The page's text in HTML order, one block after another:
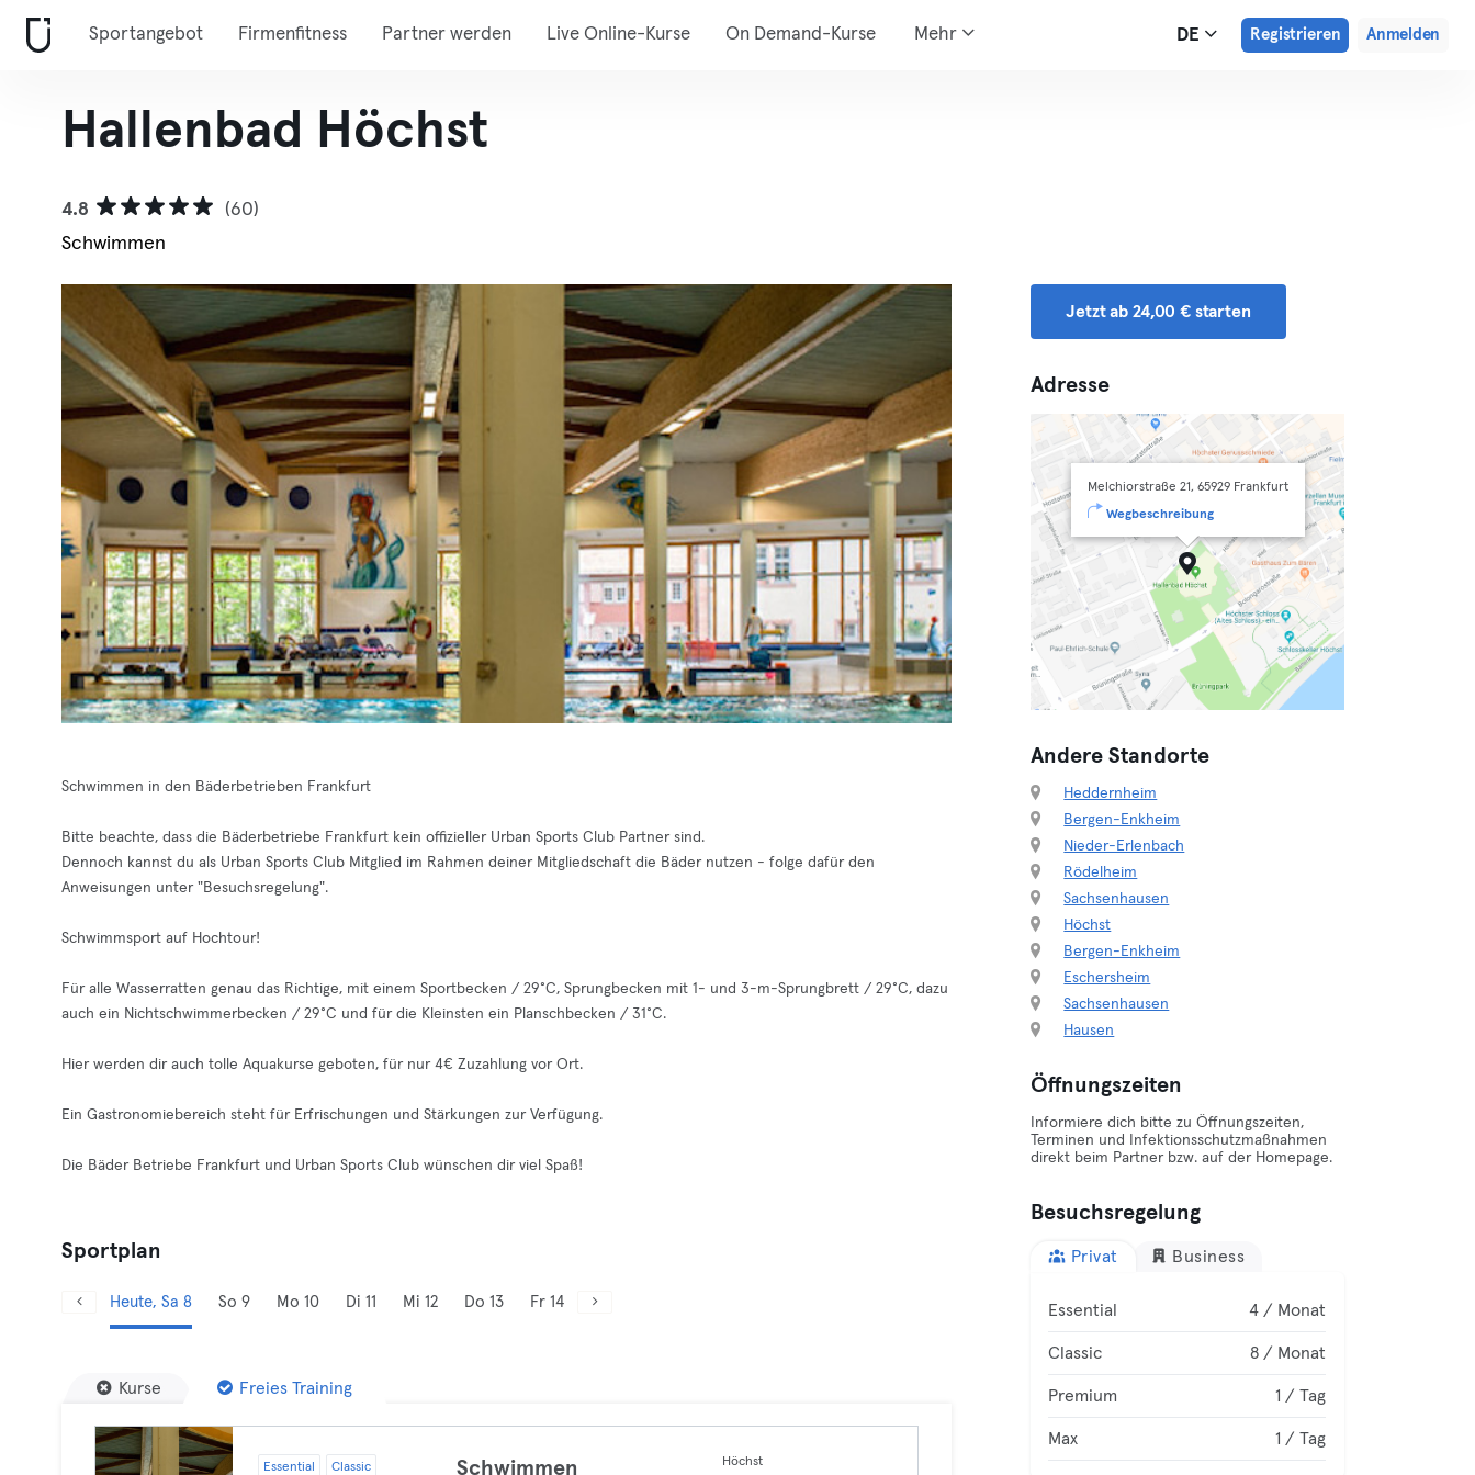
Sportangebot Firmenfitness Partner werden Live Online-Kurse On Demand-Kurse Mehr DE Registrieren Anmelden
Hallenbad Höchst
4.8
(60)
Schwimmen
Schwimmen in den Bäderbetrieben Frankfurt
Bitte beachte, dass die Bäderbetriebe Frankfurt kein offizieller Urban Sports Club Partner sind.
Dennoch kannst du als Urban Sports Club Mitglied im Rahmen deiner Mitgliedschaft die Bäder nutzen - folge dafür den
Anweisungen unter "Besuchsregelung".
Schwimmsport auf Hochtour!
Für alle Wasserratten genau das Richtige, mit einem Sportbecken / 29°C, Sprungbecken mit 1- und 3-m-Sprungbrett / 29°C, dazu
auch ein Nichtschwimmerbecken / 29°C und für die Kleinsten ein Planschbecken / 31°C.
Hier werden dir auch tolle Aquakurse geboten, für nur 4€ Zuzahlung vor Ort.
Ein Gastronomiebereich steht für Erfrischungen und Stärkungen zur Verfügung.
Die Bäder Betriebe Frankfurt und Urban Sports Club wünschen dir viel Spaß!
Sportplan
Heute, Sa 8 So 9 Mo 10 Di 11 Mi 12 Do 13 Fr 14
Kurse Freies Training
Essential Classic Schwimmen Höchst
Jetzt ab 24,00 € starten
Adresse
Melchiorstraße 21, 65929 Frankfurt
Wegbeschreibung
Andere Standorte
Heddernheim
Bergen-Enkheim
Nieder-Erlenbach
Rödelheim
Sachsenhausen
Höchst
Bergen-Enkheim
Eschersheim
Sachsenhausen
Hausen
Öffnungszeiten
Informiere dich bitte zu Öffnungszeiten,
Terminen und Infektionsschutzmaßnahmen
direkt beim Partner bzw. auf der Homepage.
Besuchsregelung
Privat Business
Essential 4 / Monat
Classic 8 / Monat
Premium 1 / Tag
Max 1 / Tag